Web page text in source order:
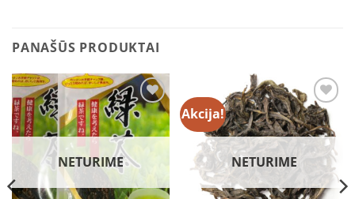
PANAŠŪS PRODUKTAI
Įtraukti
į norų
sąrašą
NETURIME
Akcija!
Įtraukti
į norų
sąrašą
NETURIME